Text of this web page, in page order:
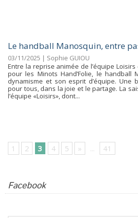
Le handball Manosquin, entre
03/11/2025 | Sophie GUIOU
Entre la reprise animée de l’équipe
pour les Minots Hand’Folie, le handball
dynamisme et son esprit d’équipe. Une
pour tous, dans la joie et le partage. La
l’équipe «Loisirs», dont...
1 2 3 4 5 » ... 41
Facebook